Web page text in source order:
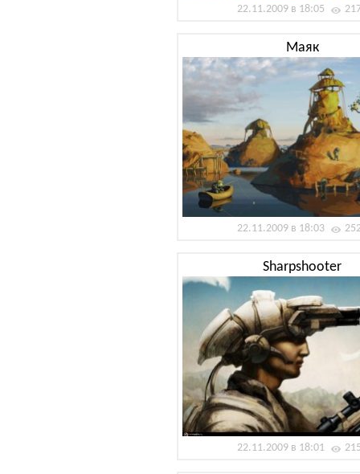
22.11.2009 в 18:05
Маяк
22.11.2009 в 18:03
Sharpshooter
22.11.2009 в 18:01